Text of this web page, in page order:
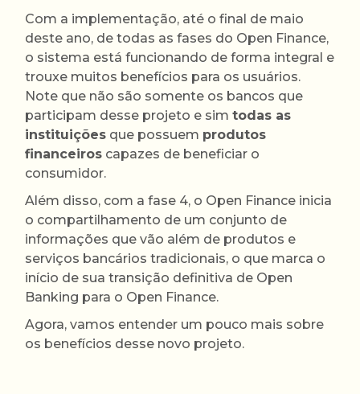
Com a implementação, até o final de maio
deste ano, de todas as fases do Open Finance,
o sistema está funcionando de forma integral e
trouxe muitos benefícios para os usuários.
Note que não são somente os bancos que
participam desse projeto e simtodas as
instituições que possuem produtos
financeiros capazes de beneficiar o
consumidor.
Além disso, com a fase 4, o Open Finance inicia
o compartilhamento de um conjunto de
informações que vão além de produtos e
serviços bancários tradicionais, o que marca o
início de sua transição definitiva de Open
Banking para o Open Finance.
Agora, vamos entender um pouco mais sobre
os benefícios desse novo projeto.